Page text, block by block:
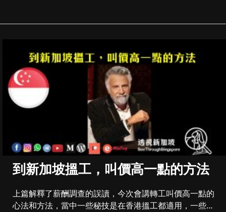
到新加坡搵工，叫價高一點的方法
上篇解釋了薪酬調查的誤讀，今次會講轉工叫價高一點的
心法和方法，當中一些秘技是在香港搵工都適用，一些則